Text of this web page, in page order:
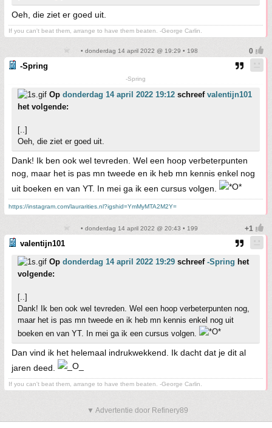
Oeh, die ziet er goed uit.
If you can't beat them, arrange to have them beaten. -George Carlin.
• donderdag 14 april 2022 @ 19:29 • 198
-Spring
-Spring
Op donderdag 14 april 2022 19:12 schreef valentijn101
het volgende:
[..]
Oeh, die ziet er goed uit.
Dank! Ik ben ook wel tevreden. Wel een hoop verbeterpunten
nog, maar het is pas mn tweede en ik heb mn kennis enkel nog
uit boeken en van YT. In mei ga ik een cursus volgen.
https://instagram.com/laurarities.nl?igshid=YmMyMTA2M2Y=
• donderdag 14 april 2022 @ 20:43 • 199
valentijn101
Op donderdag 14 april 2022 19:29 schreef -Spring het
volgende:
[..]
Dank! Ik ben ook wel tevreden. Wel een hoop verbeterpunten nog,
maar het is pas mn tweede en ik heb mn kennis enkel nog uit
boeken en van YT. In mei ga ik een cursus volgen.
Dan vind ik het helemaal indrukwekkend. Ik dacht dat je dit al
jaren deed.
If you can't beat them, arrange to have them beaten. -George Carlin.
▼ Advertentie door Refinery89